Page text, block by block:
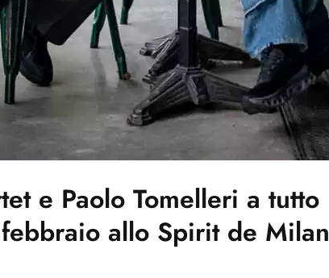
e Paolo Tomelleri a tutto
allo Spirit de Milan